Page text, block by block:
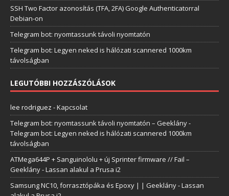
SSH Two Factor azonosítás (TFA, 2FA) Google Authenticatorral
Debian-on
Telegram bot: nyomtassunk távoli nyomtatón
Telegram bot: Legyen neked is hálózati scannered 1000km
távolságban
LEGUTÓBBI HOZZÁSZÓLÁSOK
lee rodriguez -Kapcsolat
Telegram bot: nyomtassunk távoli nyomtatón – Geeklány-
Telegram bot: Legyen neked is hálózati scannered 1000km
távolságban
ATMega644P + Sanguinololu + új Sprinter firmware // Fail –
Geeklány-Lassan alakul a Prusa i2
Samsung NC10, forrasztópáka és Epoxy | | Geeklány-Lassan